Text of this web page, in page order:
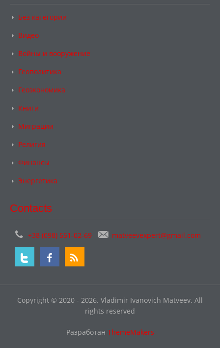
Без категории
Видео
Войны и вооружение
Геополитика
Геоэкономика
Книги
Миграции
Религия
Финансы
Энергетика
Contacts
+38 (098) 551-02-69 matveevexpert@gmail.com
Copyright © 2020 - 2026. Vladimir Ivanovich Matveev. All
rights reserved
Разработан ThemeMakers